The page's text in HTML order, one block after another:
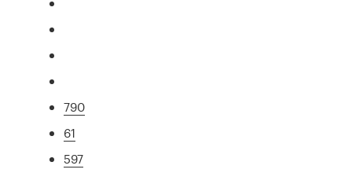
790
61
597